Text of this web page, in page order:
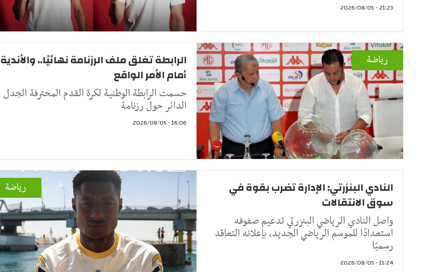
21:23 - 2026/08/05
رياضة
الرابطة تغلق ملف الرزنامة نهائيًا.. والأندية
أمام الأمر الواقع
حسمت الرابطة الوطنية لكرة القدم المحترفة الجدل
الدائر حول رزنامة
16:06 - 2026/08/05
رياضة
النادي البنزرتي: الإدارة تضرب بقوة في
سوق الانتقالات
واصل النادي الرياضي البنزرتي تدعيم صفوفه
استعدادًا للموسم الرياضي الجديد، بإعلانه التعاقد
رسميًا
15:24 - 2026/08/05